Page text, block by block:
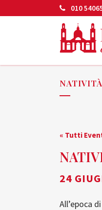
010
« Tutti
24
All’epoca